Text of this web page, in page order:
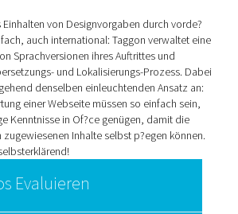
von Designvorgaben durch vorde­?
auch international: Taggon verwaltet ei­ne
Sprachversionen ihres Auftrittes und
und Lokalisierungs-Prozess. Da­bei
denselben einleuchtenden Ansatz an:
einer Webseite müssen so einfach sein,
Kenntnisse in Of?ce genügen, damit die
zugewiesenen Inhalte selbst p?egen kön­nen.
Evaluieren